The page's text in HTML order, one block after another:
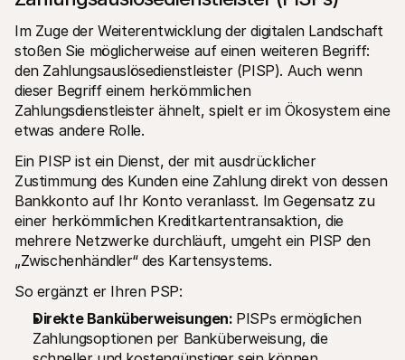
Im Zuge der Weiterentwicklung der digitalen Landschaft
stoßen Sie möglicherweise auf einen weiteren Begriff:
den Zahlungsauslösedienstleister (PISP). Auch wenn
dieser Begriff einem herkömmlichen
Zahlungsdienstleister ähnelt, spielt er im Ökosystem eine
etwas andere Rolle.
Ein PISP ist ein Dienst, der mit ausdrücklicher
Zustimmung des Kunden eine Zahlung direkt von dessen
Bankkonto auf Ihr Konto veranlasst. Im Gegensatz zu
einer herkömmlichen Kreditkartentransaktion, die
mehrere Netzwerke durchläuft, umgeht ein PISP den
„Zwischenhändler“ des Kartensystems.
So ergänzt er Ihren PSP:
Direkte Banküberweisungen: PISPs ermöglichen
Zahlungsoptionen per Banküberweisung, die